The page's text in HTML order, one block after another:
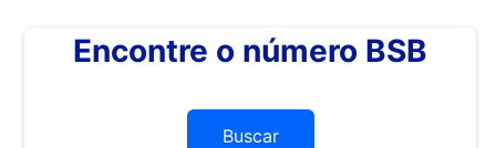
Encontre o número BSB
Buscar